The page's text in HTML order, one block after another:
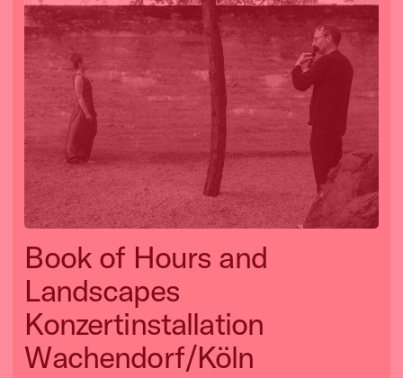
Book of Hours and
Landscapes
Konzertinstallation
Wachendorf/Köln